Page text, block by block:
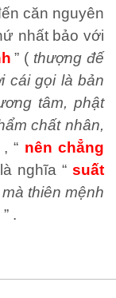
căn nguyên
nhất bảo với
” ( thượng đế
cái gọi là bản
tâm, phật
chất nhân,
“ nên chẳng
nghĩa “suất
thiên mệnh
” .